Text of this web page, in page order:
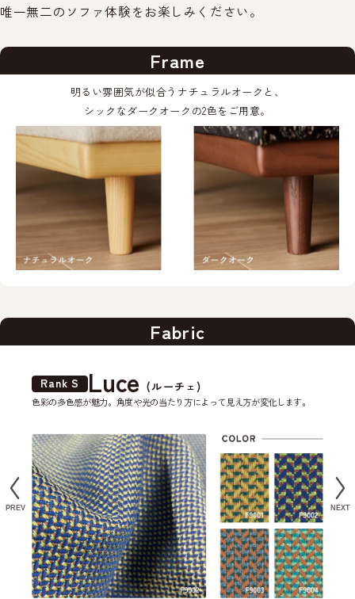
唯一無二のソファ体験をお楽しみください。
Frame
明るい雰囲気が似合うナチュラルオークと、
シックなダークオークの2色をご用意。
Fabric
Rank S Luce(ルーチェ)
色彩の多色感が魅力。角度や光の当たり方によって見え方が変化します。